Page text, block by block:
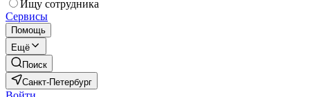
Ищу сотрудника
Сервисы
Помощь
Ещё
Поиск
Санкт-Петербург